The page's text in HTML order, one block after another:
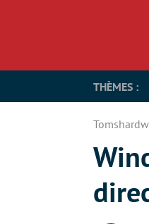
THÈMES :